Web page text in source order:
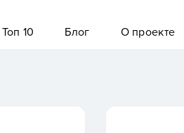
Топ 10 Блог О проекте